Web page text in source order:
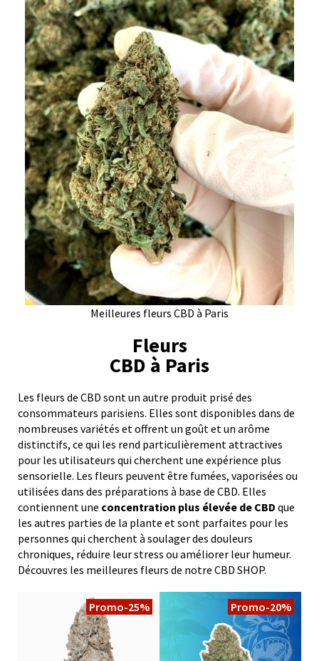
Meilleures fleurs CBD à Paris
Fleurs
CBD à Paris
Les fleurs de CBD sont un autre produit prisé des
consommateurs parisiens. Elles sont disponibles dans de
nombreuses variétés et offrent un goût et un arôme
distinctifs, ce qui les rend particulièrement attractives
pour les utilisateurs qui cherchent une expérience plus
sensorielle. Les fleurs peuvent être fumées, vaporisées ou
utilisées dans des préparations à base de CBD. Elles
contiennent une concentration plus élevée de CBD que
les autres parties de la plante et sont parfaites pour les
personnes qui cherchent à soulager des douleurs
chroniques, réduire leur stress ou améliorer leur humeur.
Découvres les meilleures fleurs de notre CBD SHOP.
Promo-25% Promo-20%